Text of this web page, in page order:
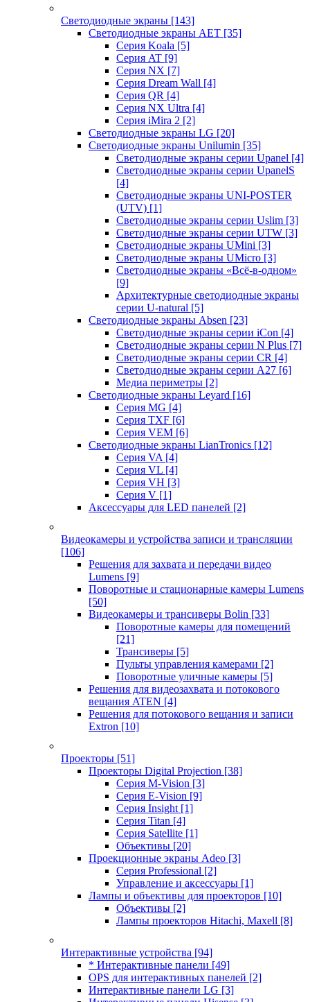
Светодиодные экраны [143]
Светодиодные экраны AET [35]
Cерия Koala [5]
Серия AT [9]
Серия NX [7]
Серия Dream Wall [4]
Серия QR [4]
Серия NX Ultra [4]
Серия iMira 2 [2]
Светодиодные экраны LG [20]
Светодиодные экраны Unilumin [35]
Светодиодные экраны серии Upanel [4]
Светодиодные экраны серии UpanelS
[4]
Светодиодные экраны UNI-POSTER
(UTV) [1]
Светодиодные экраны серии Uslim [3]
Светодиодные экраны серии UTW [3]
Светодиодные экраны UMini [3]
Светодиодные экраны UMicro [3]
Светодиодные экраны «Всё-в-одном»
[9]
Архитектурные светодиодные экраны
серии U-natural [5]
Светодиодные экраны Absen [23]
Светодиодные экраны серии iCon [4]
Светодиодные экраны серии N Plus [7]
Светодиодные экраны серии CR [4]
Светодиодные экраны серии А27 [6]
Медиа периметры [2]
Светодиодные экраны Leyard [16]
Серия MG [4]
Серия TXF [6]
Серия VEM [6]
Светодиодные экраны LianTronics [12]
Серия VA [4]
Серия VL [4]
Серия VH [3]
Серия V [1]
Аксессуары для LED панелей [2]
Видеокамеры и устройства записи и трансляции
[106]
Решения для захвата и передачи видео
Lumens [9]
Поворотные и стационарные камеры Lumens
[50]
Видеокамеры и трансиверы Bolin [33]
Поворотные камеры для помещений
[21]
Трансиверы [5]
Пульты управления камерами [2]
Поворотные уличные камеры [5]
Решения для видеозахвата и потокового
вещания ATEN [4]
Решения для потокового вещания и записи
Extron [10]
Проекторы [51]
Проекторы Digital Projection [38]
Серия M-Vision [3]
Серия E-Vision [9]
Серия Insight [1]
Серия Titan [4]
Серия Satellite [1]
Объективы [20]
Проекционные экраны Adeo [3]
Серия Professional [2]
Управление и аксессуары [1]
Лампы и объективы для проекторов [10]
Объективы [2]
Лампы проекторов Hitachi, Maxell [8]
Интерактивные устройства [94]
* Интерактивные панели [49]
OPS для интерактивных панелей [2]
Интерактивные панели LG [3]